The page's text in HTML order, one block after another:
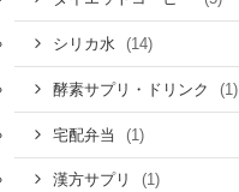
シリカ水 (14)
酵素サプリ・ドリンク (1)
宅配弁当 (1)
漢方サプリ (1)